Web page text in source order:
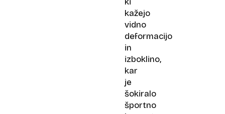
kažejo
vidno
deformacijo
in
izboklino,
kar
je
šokiralo
športno